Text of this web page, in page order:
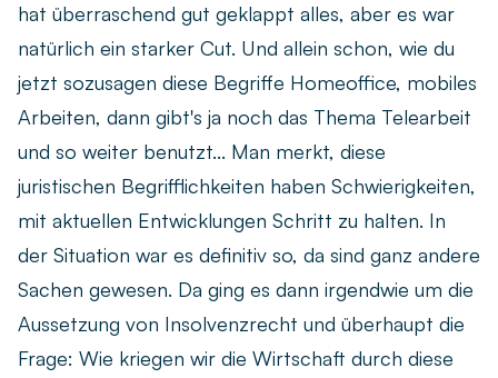
hat überraschend gut geklappt alles, aber es war
natürlich ein starker Cut. Und allein schon, wie du
jetzt sozusagen diese Begriffe Homeoffice, mobiles
Arbeiten, dann gibt's ja noch das Thema Telearbeit
und so weiter benutzt... Man merkt, diese
juristischen Begrifflichkeiten haben Schwierigkeiten,
mit aktuellen Entwicklungen Schritt zu halten. In
der Situation war es definitiv so, da sind ganz andere
Sachen gewesen. Da ging es dann irgendwie um die
Aussetzung von Insolvenzrecht und überhaupt die
Frage: Wie kriegen wir die Wirtschaft durch diese